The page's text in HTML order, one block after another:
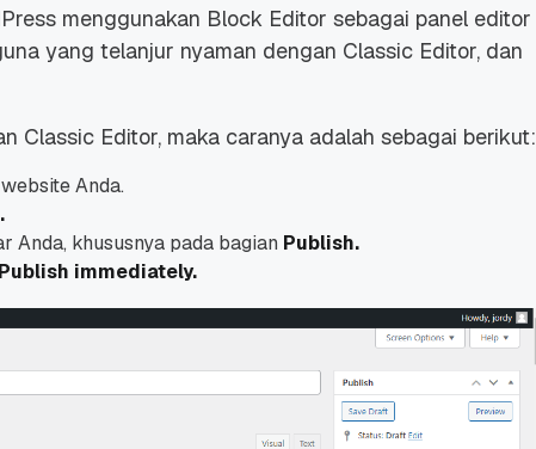
Lengkap Promo
.ID dan Diskon
2025 6
Untungnya?
27 Jul, 2022
menggunakan Block Editor sebagai panel editor
yang telanjur nyaman dengan Classic Editor, dan
Classic Editor, maka caranya adalah sebagai berikut:
Anda.
Anda, khususnya pada bagian Publish.
Publish immediately.